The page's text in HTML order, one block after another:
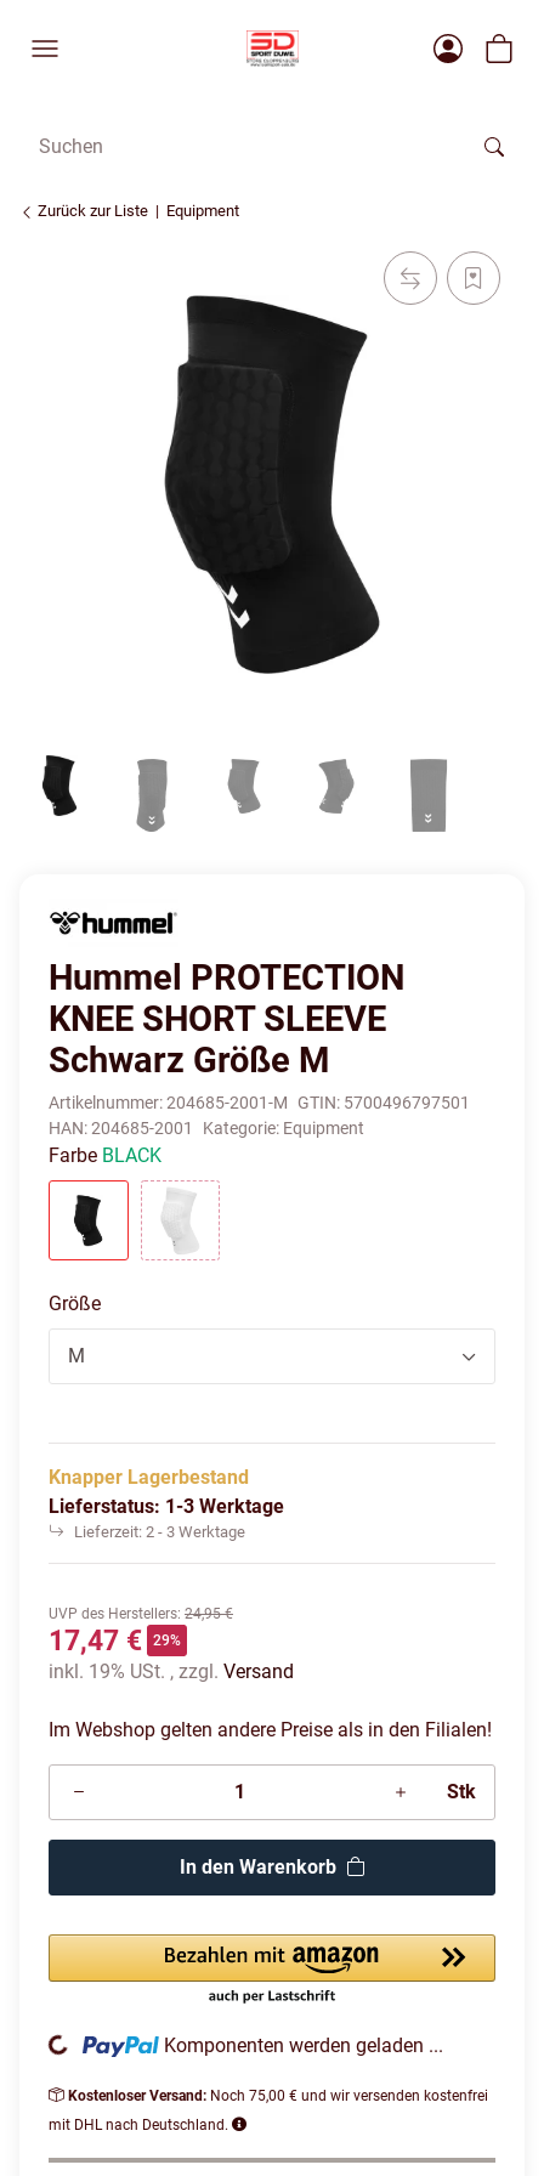
Zurück zur Liste Equipment
Hummel PROTECTION
KNEE SHORT SLEEVE
Schwarz Größe M
Artikelnummer:204685-2001-M GTIN: 5700496797501
HAN:204685-2001 Kategorie: Equipment
Farbe BLACK
Größe
M
Knapper Lagerbestand
Lieferstatus: 1-3 Werktage
Lieferzeit: 2 - 3 Werktage
UVP des Herstellers: 24,95 €
17,47 € 29%
inkl. 19% USt. , zzgl. Versand
Im Webshop gelten andere Preise als in den Filialen!
Stk
In den Warenkorb
Loading... Komponenten werden geladen ...
Kostenloser Versand: Noch 75,00 € und wir versenden kostenfrei
mit DHL nach Deutschland.